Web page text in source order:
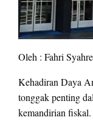
Oleh : Fahri
Kehadiran Daya
tonggak penting
kemandirian